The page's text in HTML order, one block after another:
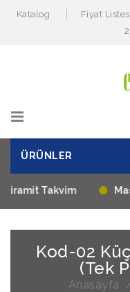
Katalog Fiyat
ÜRÜNLER
Piramit Takvim
Kod-02
(Tek
Anasayfa